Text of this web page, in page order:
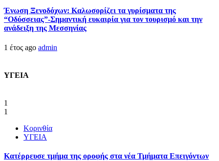
Ένωση Ξενοδόχων: Καλωσορίζει τα γυρίσματα της
“Οδύσσειας”-Σημαντική ευκαιρία για τον τουρισμό και την
ανάδειξη της Μεσσηνίας
1 έτος ago admin
ΥΓΕΙΑ
1
1
Κορινθία
ΥΓΕΙΑ
Kατέρρευσε τμήμα της οροφής στα νέα Τμήματα Επειγόντων